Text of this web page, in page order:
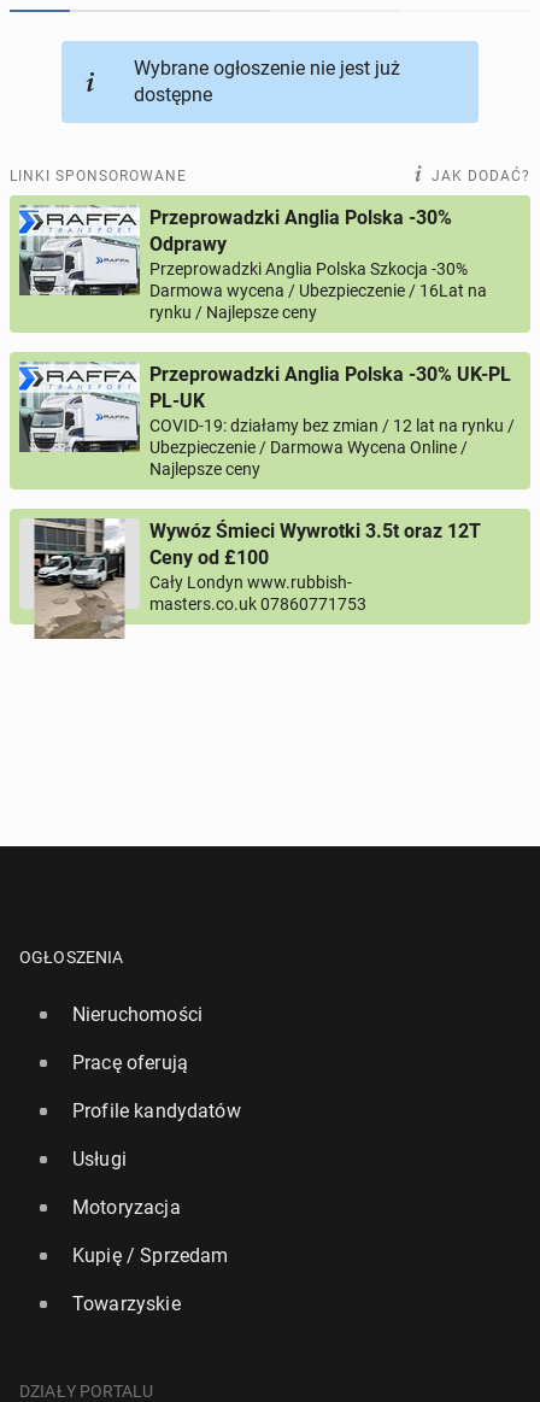
Wybrane ogłoszenie nie jest już
dostępne
LINKI SPONSOROWANE JAK DODAĆ?
Przeprowadzki Anglia Polska -30%
Odprawy
Przeprowadzki Anglia Polska Szkocja -30%
Darmowa wycena / Ubezpieczenie / 16Lat na
rynku / Najlepsze ceny
Przeprowadzki Anglia Polska -30% UK-PL
PL-UK
COVID-19: działamy bez zmian / 12 lat na rynku /
Ubezpieczenie / Darmowa Wycena Online /
Najlepsze ceny
Wywóz Śmieci Wywrotki 3.5t oraz 12T
Ceny od £100
Cały Londyn www.rubbish-
masters.co.uk 07860771753
OGŁOSZENIA
Nieruchomości
Pracę oferują
Profile kandydatów
Usługi
Motoryzacja
Kupię / Sprzedam
Towarzyskie
DZIAŁY PORTALU